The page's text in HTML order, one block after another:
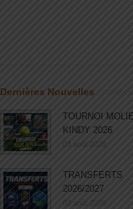
Dernières Nouvelles
TOURNOI
KINDY 2026
03 août 2026
TRANSFERTS
2026/2027
03 août 2026